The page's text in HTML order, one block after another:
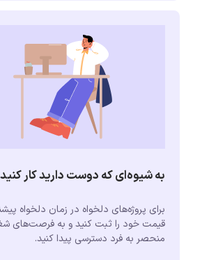
به شیوه‌ای که دوست دارید کار کنید
برای پروژه‌های دلخواه در زمان دلخواه
قیمت خود را ثبت کنید و به فرصت‌های
منحصر به فرد دسترسی پیدا کنید.